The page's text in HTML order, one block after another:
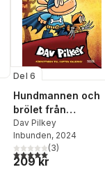
Del 6
Hundmannen och
brölet från
vildmarken
Dav Pilkey
Inbunden, 2024
5,0utav 5 stjärnor.
(3)
209 kr